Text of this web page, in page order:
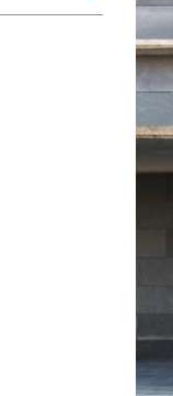
Presiona Intro para